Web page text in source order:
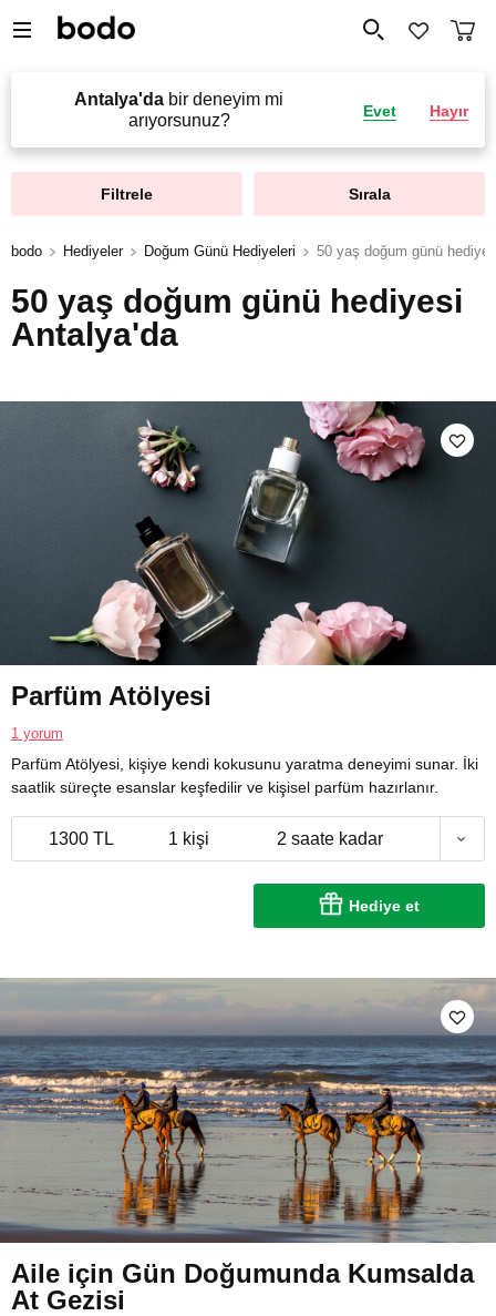
Antalya'da bir deneyim mi
arıyorsunuz?
Evet Hayır
Filtrele Sırala
bodo Hediyeler Doğum Günü Hediyeleri 50 yaş doğum günü
50 yaş doğum günü hediyesi
Antalya'da
Parfüm Atölyesi
1 yorum
Parfüm Atölyesi, kişiye kendi kokusunu yaratma deneyimi sunar. İki
saatlik süreçte esanslar keşfedilir ve kişisel parfüm hazırlanır.
1300 TL 1 kişi 2 saate kadar
Hediye et
Aile için Gün Doğumunda Kumsalda
At Gezisi